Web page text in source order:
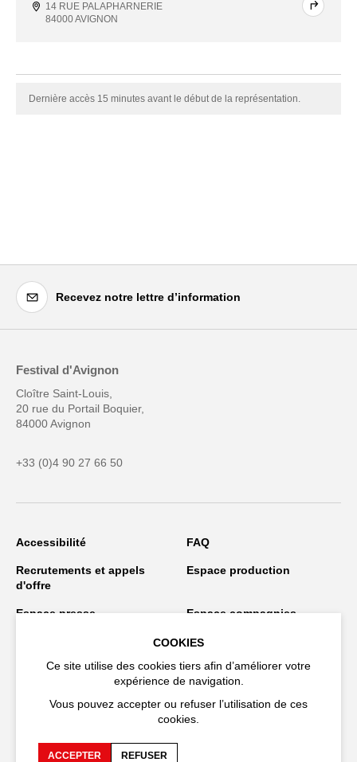
14 RUE PALAPHARNERIE
84000 AVIGNON
Dernière accès 15 minutes avant le début de la représentation.
Recevez notre lettre d’information
Festival d'Avignon
Cloître Saint-Louis,
20 rue du Portail Boquier,
84000 Avignon
+33 (0)4 90 27 66 50
Accessibilité FAQ
Recrutements et appels
d'offre
Espace production
Espace presse Espace compagnies
Publications et
Protection des données
personnelles
COOKIES
Ce site utilise des cookies tiers afin d’améliorer votre
expérience de navigation.
Vous pouvez accepter ou refuser l’utilisation de ces
cookies.
ACCEPTER REFUSER